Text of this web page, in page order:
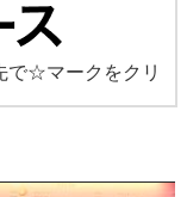
で☆マークをクリ